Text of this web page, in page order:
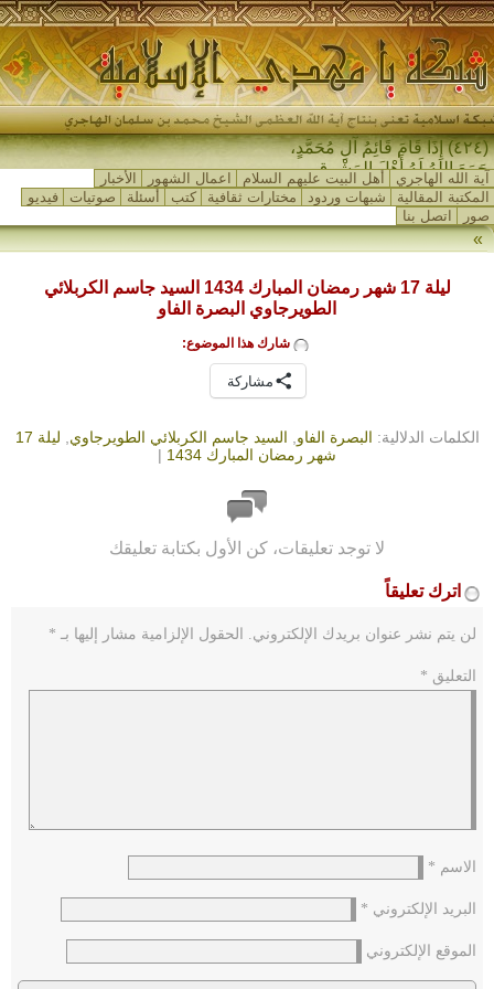
(٤٢٤) إِذَا قَامَ قَائِمُ آلِ مُحَمَّدٍ،
جَمَعَ اللهُ لَهُ أَهْلَ المَشْرِقِ _
آية الله الهاجري أهل البيت عليهم السلام اعمال الشهور
الأخبار
المكتبة المقالية
شبهات وردود مختارات ثقافية كتب أسئلة صوتيات
فيديو
صور
اتصل بنا
»
ليلة 17 شهر رمضان المبارك 1434 السيد جاسم الكربلائي
الطويرجاوي البصرة الفاو
شارك هذا الموضوع:
مشاركة
الكلمات الدلالية: البصرة الفاو السيد جاسم الكربلائي الطويرجاوي
ليلة 17
شهر رمضان المبارك 1434
|
لا توجد تعليقات، كن الأول بكتابة تعليقك
اترك تعليقاً
لن يتم نشر عنوان بريدك الإلكتروني. الحقول الإلزامية مشار إليها بـ *
التعليق *
الاسم *
البريد الإلكتروني *
الموقع الإلكتروني